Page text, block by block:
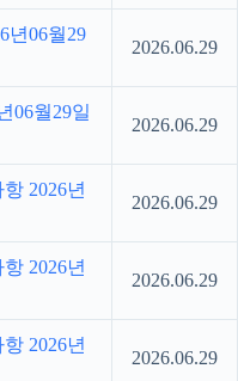
년06월29
2026.06.29
06월29일
2026.06.29
2026년
2026.06.29
2026년
2026.06.29
2026년
2026.06.29